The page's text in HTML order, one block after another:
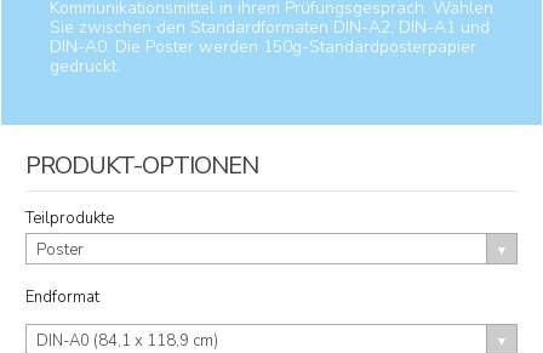
Kommunikationsmittel in ihrem Prüfungsgespräch. Wählen
Sie zwischen den Standardformaten DIN-A2, DIN-A1 und
DIN-A0. Die Poster werden 150g-Standardposterpapier
gedruckt.
PRODUKT-OPTIONEN
Teilprodukte
Poster
Endformat
DIN-A0 (84,1 x 118,9 cm)